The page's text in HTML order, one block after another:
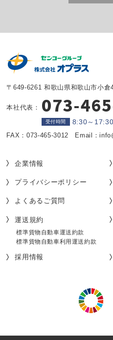
〒649-6261 和歌山県和歌山市小倉
本社代表： 073-
受付時間 8:30～17:30
FAX：073-465-3012 Email：
企業情報
プライバシーポリシー
よくあるご質問
運送規約
標準貨物自動車運送約款
標準貨物自動車利用運送約款
採用情報